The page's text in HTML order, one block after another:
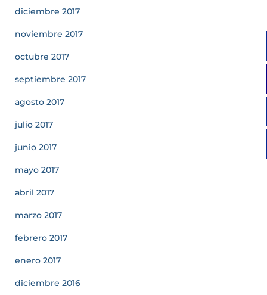
diciembre 2017
noviembre 2017
octubre 2017
septiembre 2017
agosto 2017
julio 2017
junio 2017
mayo 2017
abril 2017
marzo 2017
febrero 2017
enero 2017
diciembre 2016